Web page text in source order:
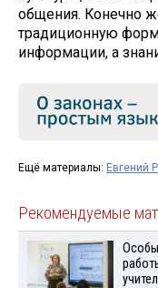
общения. Конечно
традиционную
информации, а
Ещё материалы: Евгений
Рекомендуемые